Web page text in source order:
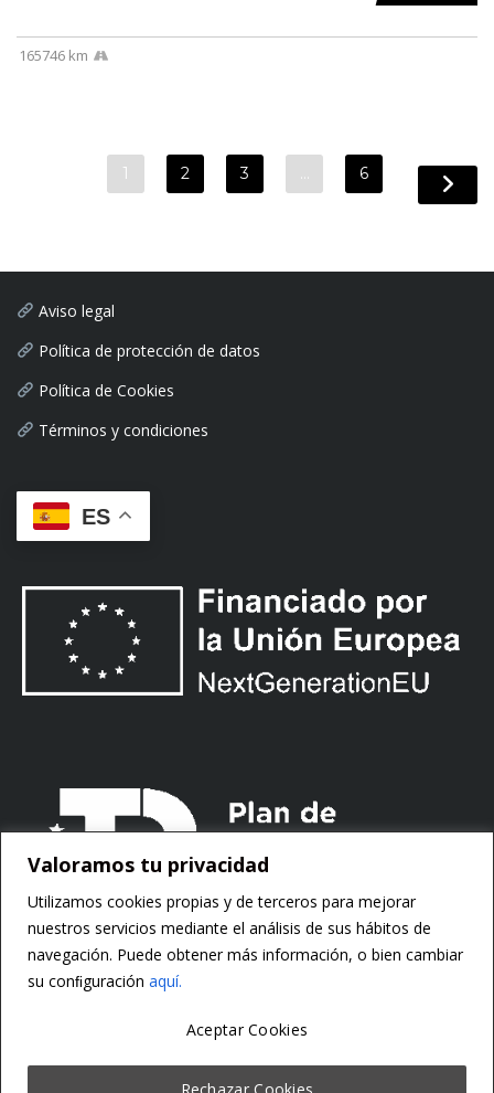
Valoramos tu privacidad
Utilizamos cookies propias y de terceros para mejorar
nuestros servicios mediante el análisis de sus hábitos de
navegación. Puede obtener más información, o bien cambiar
su conﬁguración aquí.
Rechazar Cookies
Aceptar Cookies
165746 km
1 2 3 … 6
Aviso legal
Política de protección de datos
Política de Cookies
Términos y condiciones
ES